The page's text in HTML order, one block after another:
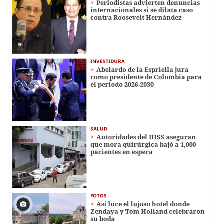
Periodistas advierten denuncias
internacionales si se dilata caso
contra Roosevelt Hernández
INVESTIDURA
Abelardo de la Espriella jura
como presidente de Colombia para
el periodo 2026-2030
SALUD
Autoridades del IHSS aseguran
que mora quirúrgica bajó a 1,000
pacientes en espera
FOTOS
Así luce el lujoso hotel donde
Zendaya y Tom Holland celebraron
su boda